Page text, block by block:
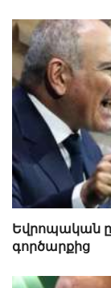
Եվրոպական
գործարքից